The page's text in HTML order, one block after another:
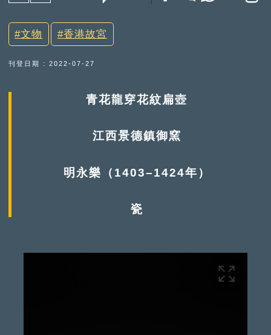
文物 香港故宮
刊登日期 : 2022-07-27
青花龍穿花紋扁壺
江西景德鎮御窯
明永樂（1403–1424年）
瓷